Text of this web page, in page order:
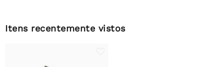
Itens recentemente vistos